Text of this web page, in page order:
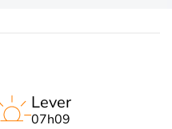
Lever
07h09